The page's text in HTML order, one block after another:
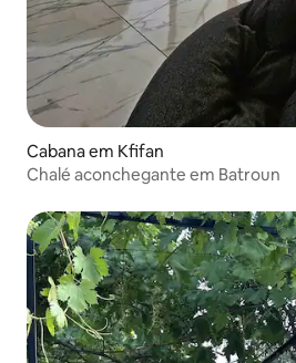
Cabana em Kfifan
Chalé aconchegante em Batroun